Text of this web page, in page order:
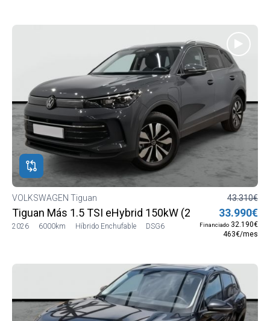
VOLKSWAGEN Tiguan
Tiguan Más 1.5 TSI eHybrid 150kW (204 CV) DSG6
2026 6000km Híbrido Enchufable DSG6
43.310€
33.990€
Financiado 32.190€
463€/mes